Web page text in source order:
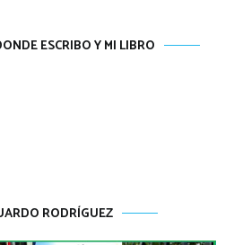
ESCRIBO Y MI LIBRO
RODRÍGUEZ